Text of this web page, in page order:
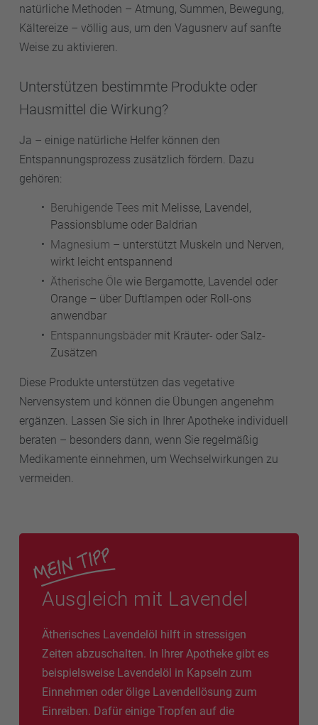
natürliche Methoden – Atmung, Summen, Bewegung,
Kältereize – völlig aus, um den Vagusnerv auf sanfte
Weise zu aktivieren.
Unterstützen bestimmte Produkte oder
Hausmittel die Wirkung?
Ja – einige natürliche Helfer können den
Entspannungsprozess zusätzlich fördern. Dazu
gehören:
Beruhigende Tees mit Melisse, Lavendel,
Passionsblume oder Baldrian
Magnesium – unterstützt Muskeln und Nerven,
wirkt leicht entspannend
Ätherische Öle wie Bergamotte, Lavendel oder
Orange – über Duftlampen oder Roll-ons
anwendbar
Entspannungsbäder mit Kräuter- oder Salz-
Zusätzen
Diese Produkte unterstützen das vegetative
Nervensystem und können die Übungen angenehm
ergänzen. Lassen Sie sich in Ihrer Apotheke individuell
beraten – besonders dann, wenn Sie regelmäßig
Medikamente einnehmen, um Wechselwirkungen zu
vermeiden.
Ausgleich mit Lavendel
Ätherisches Lavendelöl hilft in stressigen
Zeiten abzuschalten. In Ihrer Apotheke gibt es
beispielsweise Lavendelöl in Kapseln zum
Einnehmen oder ölige Lavendellösung zum
Einreiben. Dafür einige Tropfen auf die